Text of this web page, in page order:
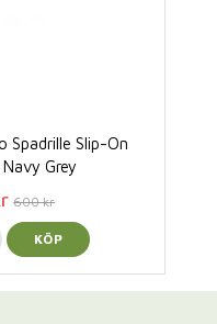
Spadrille Slip-On
Grey
600 kr
KÖP